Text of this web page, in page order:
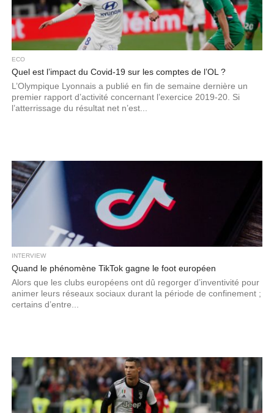
ECO
Quel est l’impact du Covid-19 sur les comptes de l’OL ?
L’Olympique Lyonnais a publié en fin de semaine dernière un
premier rapport d’activité concernant l’exercice 2019-20. Si
l’atterrissage du résultat net n’est...
INTERVIEW
Quand le phénomène TikTok gagne le foot européen
Alors que les clubs européens ont dû regorger d’inventivité pour
animer leurs réseaux sociaux durant la période de confinement ;
certains d’entre...